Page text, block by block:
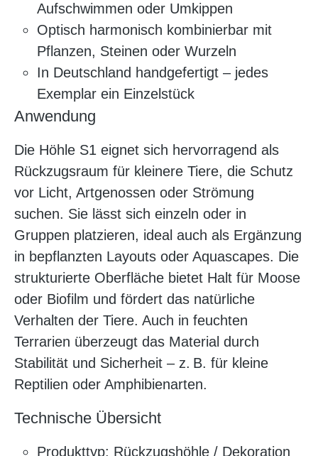
Aufschwimmen oder Umkippen
Optisch harmonisch kombinierbar mit
Pflanzen, Steinen oder Wurzeln
In Deutschland handgefertigt – jedes
Exemplar ein Einzelstück
Anwendung
Die Höhle S1 eignet sich hervorragend als
Rückzugsraum für kleinere Tiere, die Schutz
vor Licht, Artgenossen oder Strömung
suchen. Sie lässt sich einzeln oder in
Gruppen platzieren, ideal auch als Ergänzung
in bepflanzten Layouts oder Aquascapes. Die
strukturierte Oberfläche bietet Halt für Moose
oder Biofilm und fördert das natürliche
Verhalten der Tiere. Auch in feuchten
Terrarien überzeugt das Material durch
Stabilität und Sicherheit – z. B. für kleine
Reptilien oder Amphibienarten.
Technische Übersicht
Produkttyp: Rückzugshöhle / Dekoration